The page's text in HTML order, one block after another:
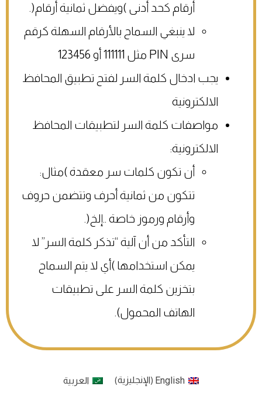
أرقام كحد أدنى )ويفضل ثمانية أرقام(.
لا ينبغي السماح بالأرقام السهلة كرقم
سرى PIN مثل 111111 أو 123456
يجب ادخال كلمة السر لفتح تطبيق المحافظ
الالكترونية
مواصفات كلمة السر لتطبيقات المحافظ
الالكترونية:
أن تكون كلمات سر معقدة )مثال:
تتكون من ثمانية أحرف وتتضمن حروف
وأرقام ورموز خاصة ..إلخ(.
التأكد من أن آلية “تذكر كلمة السر” لا
يمكن استخدامها )أي لا يتم السماح
بتخزين كلمة السر على تطبيقات
الهاتف المحمول).
English
(الإنجليزية) العربية